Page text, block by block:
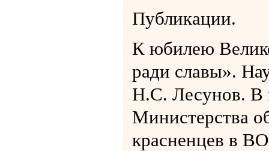
Публикации.
К юбилею
ради славы».
Н.С. Лесунов. В
Министерства
красненцев в